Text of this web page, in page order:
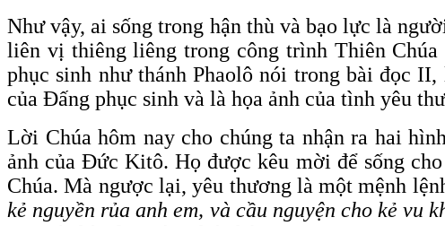
Như vậy, ai sống trong hận thù và bạo lực là
liên vị thiêng liêng trong công trình Thiên
phục sinh như thánh Phaolô nói trong bài đọc
của Đấng phục sinh và là họa ảnh của tình yêu
Lời Chúa hôm nay cho chúng ta nhận ra hai
ảnh của Đức Kitô. Họ được kêu mời để sống
Chúa. Mà ngược lại, yêu thương là một mệnh
kẻ nguyền rủa anh em, và cầu nguyện cho kẻ vu